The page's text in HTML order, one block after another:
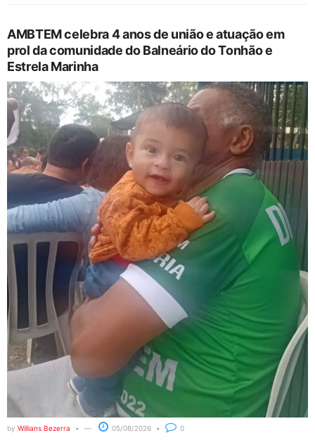
AMBTEM celebra 4 anos de união e atuação em
prol da comunidade do Balneário do Tonhão e
Estrela Marinha
by Willians Bezerra 05/08/2026 0